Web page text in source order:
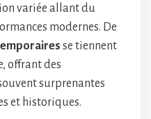
variée allant du
modernes. De
se tiennent
offrant des
surprenantes
et historiques.